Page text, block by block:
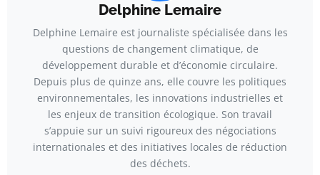
Delphine Lemaire
Delphine Lemaire est journaliste spécialisée dans les
questions de changement climatique, de
développement durable et d’économie circulaire.
Depuis plus de quinze ans, elle couvre les politiques
environnementales, les innovations industrielles et
les enjeux de transition écologique. Son travail
s’appuie sur un suivi rigoureux des négociations
internationales et des initiatives locales de réduction
des déchets.